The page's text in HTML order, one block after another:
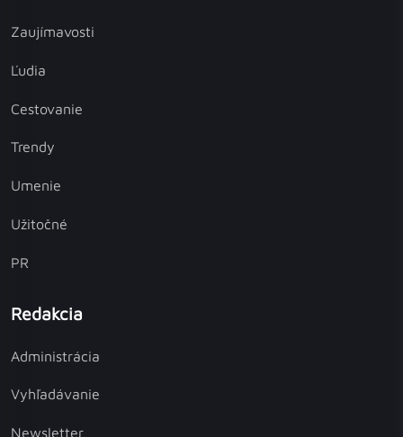
Zaujímavosti
Ľudia
Cestovanie
Trendy
Umenie
Užitočné
PR
Redakcia
Administrácia
Vyhľadávanie
Newsletter